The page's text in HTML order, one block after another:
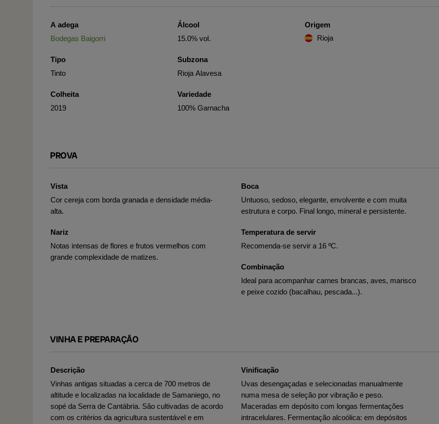
A adega
Bodegas Baigorri
Tipo
Tinto
Colheita
2019
Álcool
15.0% vol.
Subzona
Rioja Alavesa
Variedade
100% Garnacha
Origem
Rioja
PROVA
Vista
Cor cereja com borda granada e densidade média-
alta.
Nariz
Notas intensas de flores e frutos vermelhos com
grande complexidade de matizes.
Boca
Untuoso, sedoso, elegante, envolvente e com muita
estrutura e corpo. Final longo, mineral e persistente.
Temperatura de servir
Recomenda-se servir a 16 ºC.
Combinação
Ideal para acompanhar carnes brancas, aves, marisco
e peixe cozido (bacalhau, pescada...).
VINHA E PREPARAÇÃO
Descrição
Vinhas antigas situadas a cerca de 700 metros de
altitude e localizadas na localidade de Samaniego, no
sopé da Serra de Cantábria. São cultivadas de acordo
com os critérios da agricultura sustentável e em
Vinificação
Uvas desengaçadas e selecionadas manualmente
numa mesa de seleção por vibração e peso.
Maceradas em depósito com longas fermentações
intracelulares. Fermentação alcoólica: em depósitos